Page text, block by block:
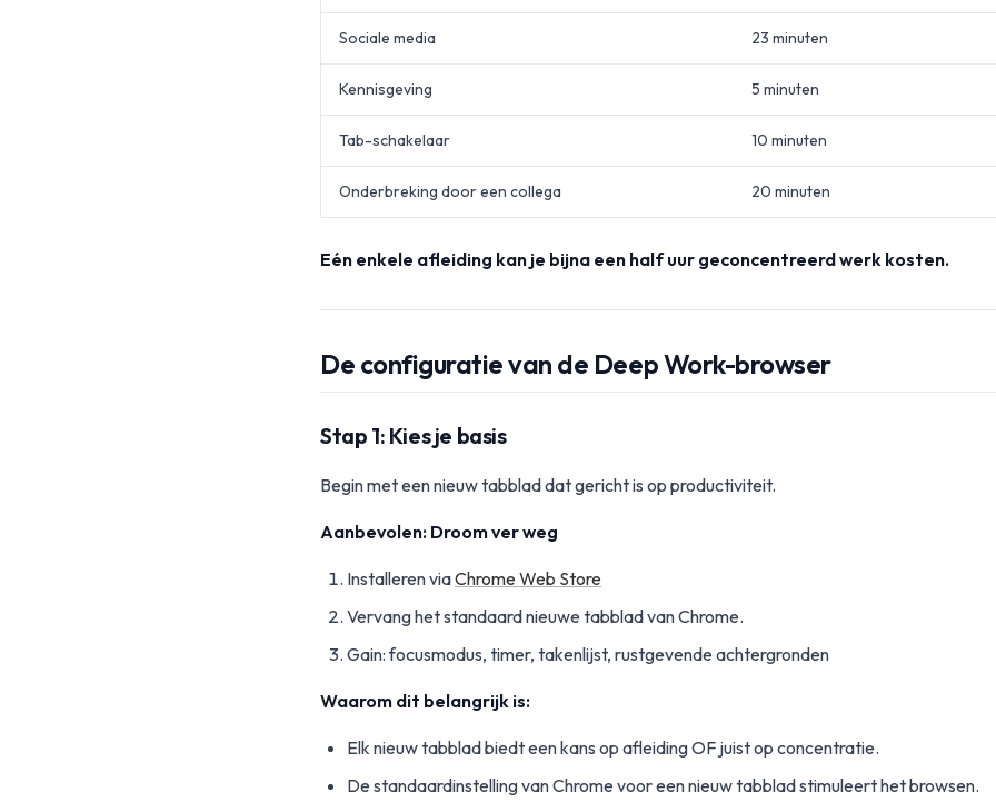
Sociale media 23 minuten
Kennisgeving 5 minuten
Tab-schakelaar 10 minuten
Onderbreking door een collega 20 minuten
Eén enkele afleiding kan je bijna een half uur geconcentreerd werk kosten.
De configuratie van de Deep Work-browser
Stap 1: Kies je basis
Begin met een nieuw tabblad dat gericht is op productiviteit.
Aanbevolen: Droom ver weg
Installeren viaChrome Web Store
Vervang het standaard nieuwe tabblad van Chrome.
Gain: focusmodus, timer, takenlijst, rustgevende achtergronden
Waarom dit belangrijk is:
Elk nieuw tabblad biedt een kans op afleiding OF juist op concentratie.
De standaardinstelling van Chrome voor een nieuw tabblad stimuleert het browsen.